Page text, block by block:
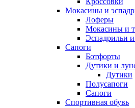
Мокасины и
Лоферы
Мокасины и
Эспадрильи
Сапоги
Ботфорты
Дутики и
Дутики
Полусапоги
Сапоги
Спортивная обувь